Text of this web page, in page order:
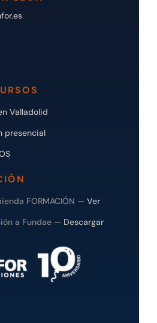
Valladolid
presencial
FORMACIÓN — Ver
a Fundae — Descargar